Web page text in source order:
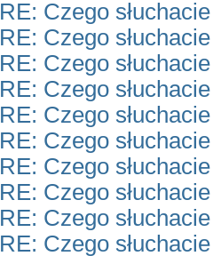
RE: Czego
RE: Czego
RE: Czego
RE: Czego
RE: Czego
RE: Czego
RE: Czego
RE: Czego
RE: Czego
RE: Czego